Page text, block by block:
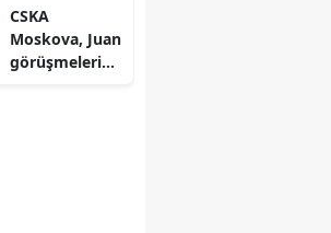
CSKA
Moskova, Juan
görüşmelerind